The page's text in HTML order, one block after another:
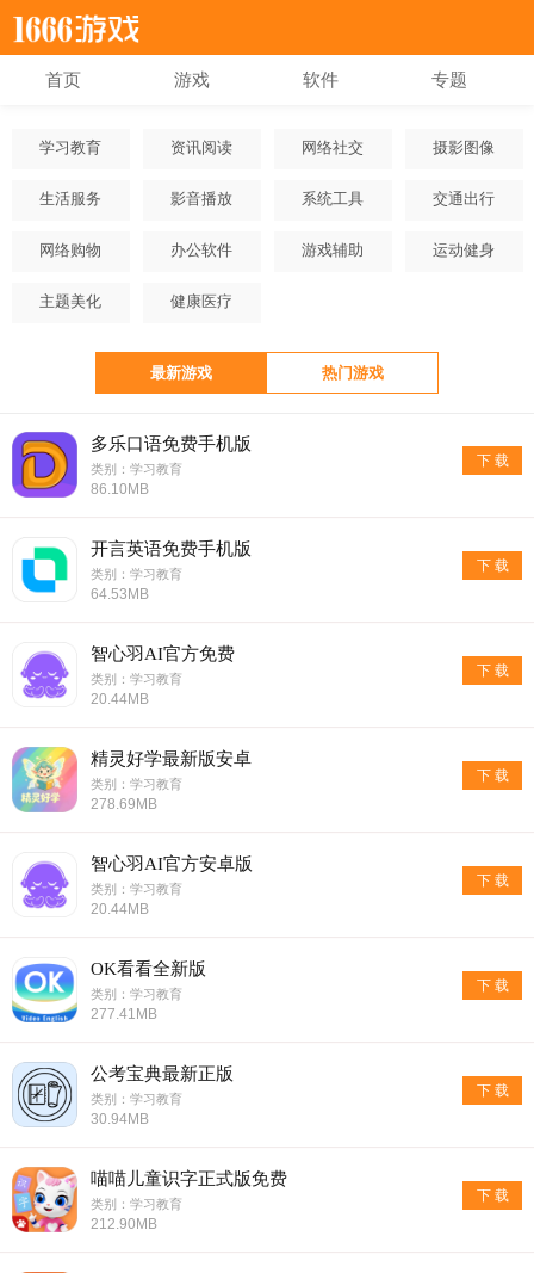
首页 游戏 软件 专题
学习教育 资讯阅读 网络社交 摄影图像
生活服务 影音播放 系统工具 交通出行
网络购物 办公软件 游戏辅助 运动健身
主题美化 健康医疗
最新游戏 热门游戏
多乐口语免费手机版
类别：学习教育
86.10MB
下 载
开言英语免费手机版
类别：学习教育
64.53MB
下 载
智心羽AI官方免费
类别：学习教育
20.44MB
下 载
精灵好学最新版安卓
类别：学习教育
278.69MB
下 载
智心羽AI官方安卓版
类别：学习教育
20.44MB
下 载
OK看看全新版
类别：学习教育
277.41MB
下 载
公考宝典最新正版
类别：学习教育
30.94MB
下 载
喵喵儿童识字正式版免费
类别：学习教育
212.90MB
下 载